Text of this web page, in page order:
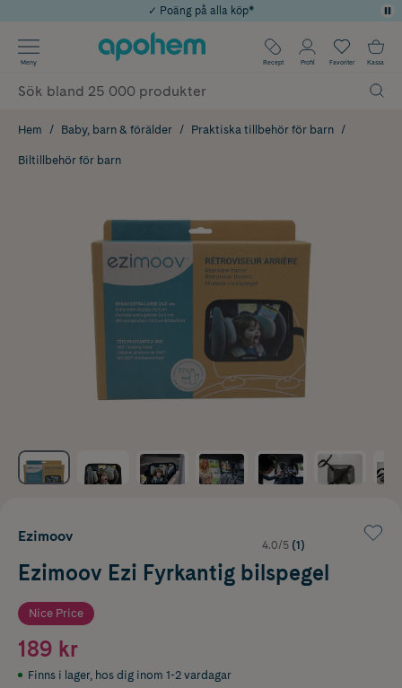
Årets Butik 2025 inom Skönhet
Använd kod: SOMMAR20 för 20% över 649kr
✓ Rådgivning från farmaceuter & hudterapeuter
✓ Poäng på alla köp*
Meny Recept Profil Favoriter Kassa
Hem Baby, barn & förälder Praktiska tillbehör för barn
Biltillbehör för barn
Ezimoov
4.0/5 (1)
Ezimoov Ezi Fyrkantig bilspegel
Nice Price
189 kr
Finns i lager, hos dig inom 1-2 vardagar